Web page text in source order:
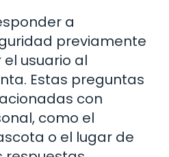
a
previamente
usuario al
Estas preguntas
con
como el
o el lugar de